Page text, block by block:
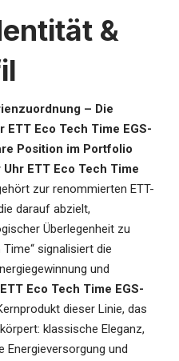
&
– Die
Eco Tech Time EGS-
Position im Portfolio
Uhr ETT Eco Tech Time
zur renommierten ETT-
darauf abzielt,
Überlegenheit zu
Time“ signalisiert die
und
ETT Eco Tech Time EGS-
dieser Linie, das
klassische Eleganz,
Energieversorgung und